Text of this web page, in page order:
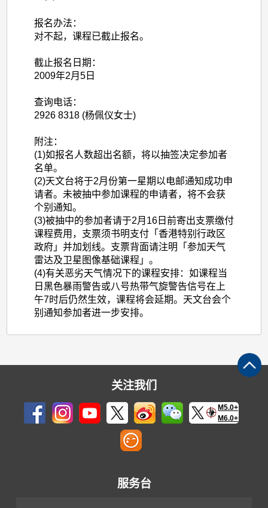
报名办法：
对不起，课程已截止报名。
截止报名日期：
2009年2月5日
查询电话：
2926 8318 (杨佩仪女士)
附注：
(1)如报名人数超出名额，将以抽签决定参加者
名单。
(2)天文台将于2月份第一星期以电邮通知成功申
请者。未被抽中参加课程的申请者，将不会获
个别通知。
(3)被抽中的参加者请于2月16日前寄出支票缴付
课程费用，支票须书明支付「香港特别行政区
政府」并加划线。支票背面请注明「参加天气
雷达及卫星图像基础课程」。
(4)有关恶劣天气情况下的课程安排：如课程当
日黑色暴雨警告或八号热带气旋警告信号在上
午7时后仍然生效，课程将会延期。天文台会个
别通知参加者进一步安排。
关注我们
M5.0+
M6.0+
服务台